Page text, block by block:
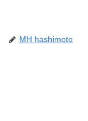
MH hashimoto